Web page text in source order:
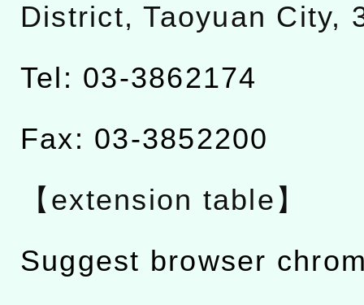
District, Taoyuan City,
Tel: 03-3862174
Fax: 03-3852200
【extension table】
Suggest browser